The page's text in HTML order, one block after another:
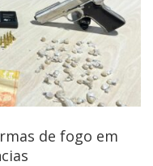
de fogo em